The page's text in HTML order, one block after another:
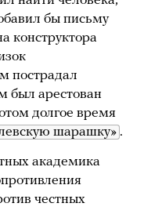
бы письму
конструктора
пострадал
был арестован
долгое время
шарашку» .
академика
честных